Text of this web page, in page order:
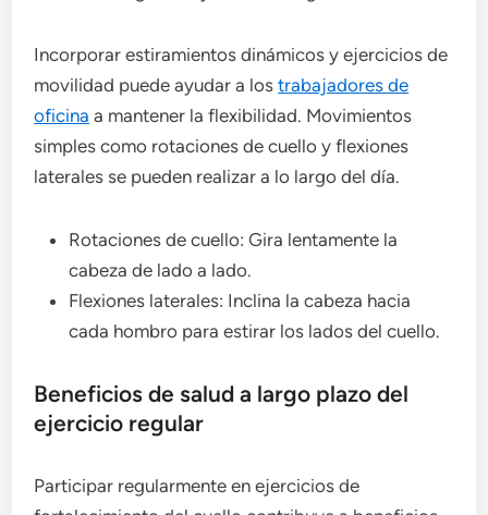
Incorporar estiramientos dinámicos y ejercicios de
movilidad puede ayudar a lostrabajadores de
oficina a mantener la flexibilidad. Movimientos
simples como rotaciones de cuello y flexiones
laterales se pueden realizar a lo largo del día.
Rotaciones de cuello: Gira lentamente la
cabeza de lado a lado.
Flexiones laterales: Inclina la cabeza hacia
cada hombro para estirar los lados del cuello.
Beneficios de salud a largo plazo del
ejercicio regular
Participar regularmente en ejercicios de